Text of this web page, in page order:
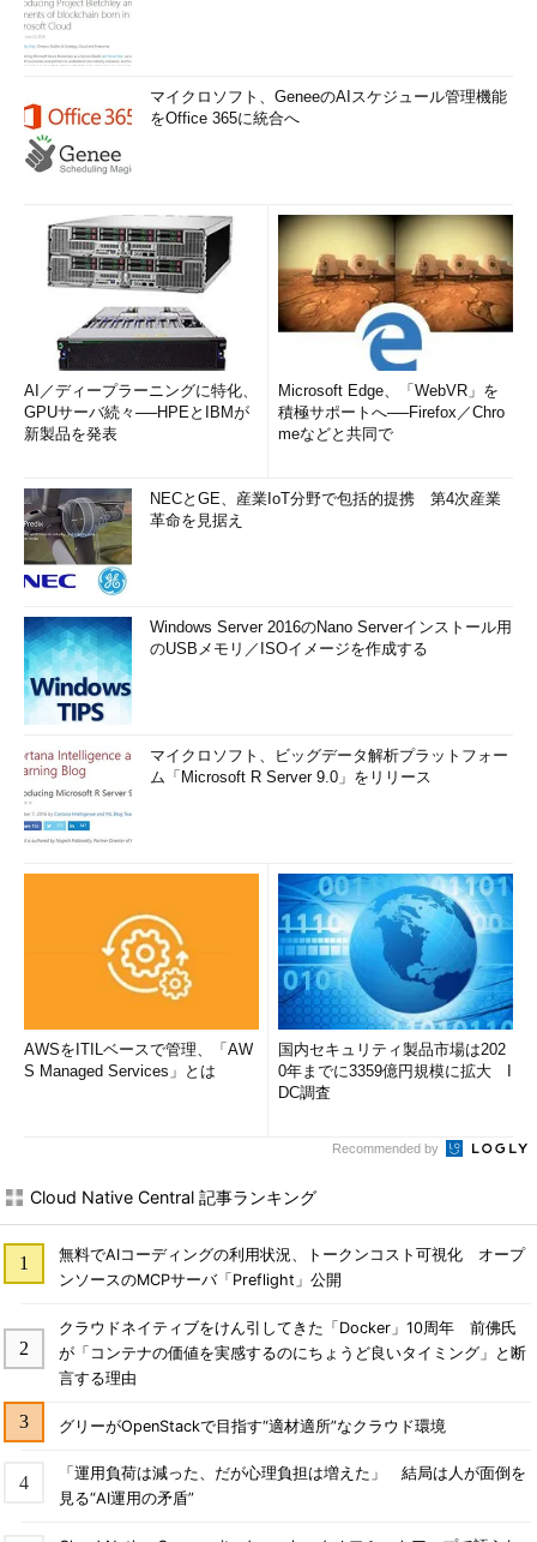
マイクロソフト、GeneeのAIスケジュール管理機能
をOffice 365に統合へ
AI／ディープラーニングに特化、
GPUサーバ続々──HPEとIBMが
新製品を発表
Microsoft Edge、「WebVR」を
積極サポートへ──Firefox／Chro
meなどと共同で
NECとGE、産業IoT分野で包括的提携 第4次産業
革命を見据え
Windows Server 2016のNano Serverインストール用
のUSBメモリ／ISOイメージを作成する
マイクロソフト、ビッグデータ解析プラットフォー
ム「Microsoft R Server 9.0」をリリース
AWSをITILベースで管理、「AW
S Managed Services」とは
国内セキュリティ製品市場は202
0年までに3359億円規模に拡大 I
DC調査
Recommended by
Cloud Native Central 記事ランキング
無料でAIコーディングの利用状況、トークンコスト可視化 オープ
ンソースのMCPサーバ「Preflight」公開
クラウドネイティブをけん引してきた「Docker」10周年 前佛氏
が「コンテナの価値を実感するのにちょうど良いタイミング」と断
言する理由
グリーがOpenStackで目指す“適材適所”なクラウド環境
「運用負荷は減った、だが心理負担は増えた」 結局は人が面倒を
見る“AI運用の矛盾”